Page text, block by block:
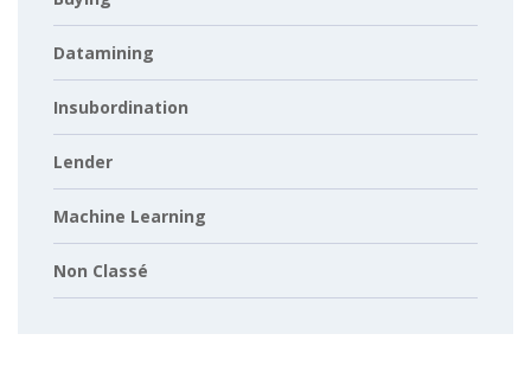
Datamining
Insubordination
Lender
Machine Learning
Non Classé